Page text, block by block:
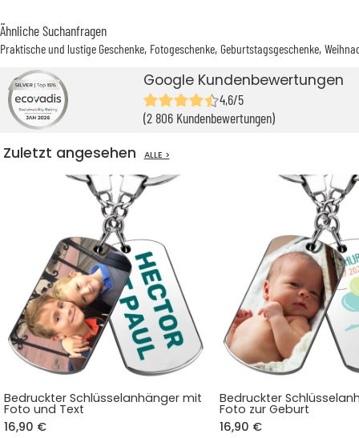
Ähnliche Suchanfragen
Praktische und lustige Geschenke Fotogeschenke Geburtstagsgeschenke
Google Kundenbewertungen
4,6/5
(2 806 Kundenbewertungen)
Zuletzt angesehen ALLE >
Bedruckter Schlüsselanhänger mit
Foto und Text
16,90 €
Bedruckter
Foto zur Geburt
16,90 €